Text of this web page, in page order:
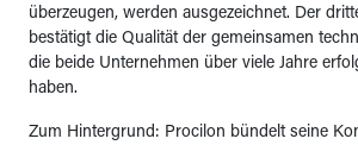
überzeugen, werden ausgezeichnet. Der
bestätigt die Qualität der gemeinsamen
die beide Unternehmen über viele Jahre
haben.
Zum Hintergrund: Procilon bündelt seine